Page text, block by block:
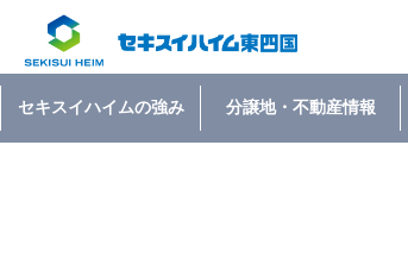
セキスイハイムの強み 分譲地・不動産情報